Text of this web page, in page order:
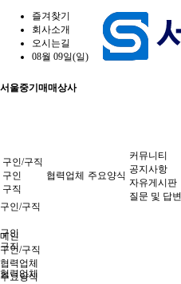
즐겨찾기
회사소개
오시는길
08월 09일(일)
서울중기매매상사
구인/구직
구인
구직
협력업체
구인/구직
구인
구직
협력업체 주요양식
커뮤니티
공지사항
자유게시판
질문 및 답변
메인
구인/구직
협력업체
주요양식